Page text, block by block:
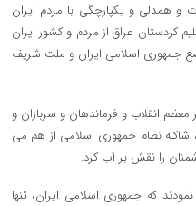
و همدلی و یکپارچگی با مردم ایران
کردستان عراق از مردم و کشور ایران
جمهوری اسلامی ایران و ملت شریف
انقلاب و فرماندهان و سربازان و
شاکله نظام جمهوری اسلامی از هم می
را نقش بر آب کرد.
که جمهوری اسلامی ایران، تنها